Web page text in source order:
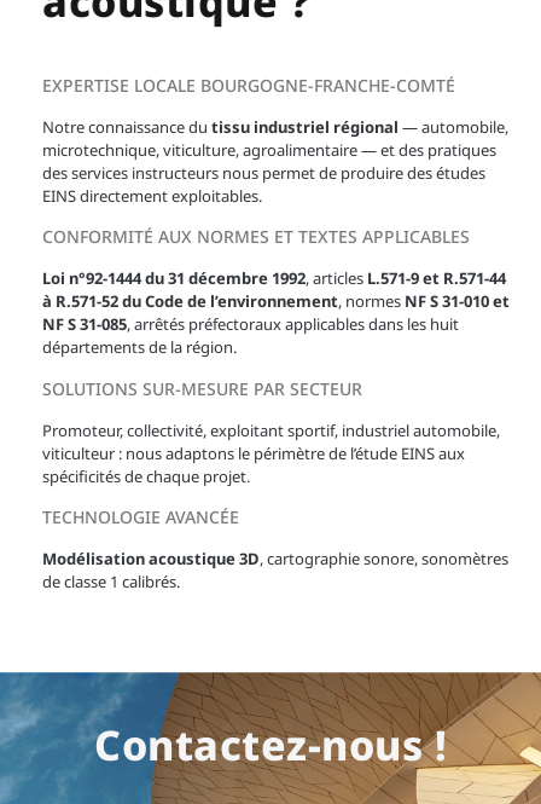
EXPERTISE LOCALE BOURGOGNE-FRANCHE-COMTÉ
Notre connaissance du tissu industriel régional — automobile,
microtechnique, viticulture, agroalimentaire — et des pratiques
des services instructeurs nous permet de produire des études
EINS directement exploitables.
CONFORMITÉ AUX NORMES ET TEXTES APPLICABLES
Loi n°92-1444 du 31 décembre 1992, articles L.571-9 et R.571-44
à R.571-52 du Code de l’environnement, normes NF S 31-010 et
NF S 31-085, arrêtés préfectoraux applicables dans les huit
départements de la région.
SOLUTIONS SUR-MESURE PAR SECTEUR
Promoteur, collectivité, exploitant sportif, industriel automobile,
viticulteur : nous adaptons le périmètre de l’étude EINS aux
spécificités de chaque projet.
TECHNOLOGIE AVANCÉE
Modélisation acoustique 3D, cartographie sonore, sonomètres
de classe 1 calibrés.
Contactez-nous !